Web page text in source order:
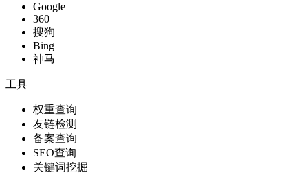
Google
360
搜狗
Bing
神马
工具
权重查询
友链检测
备案查询
SEO查询
关键词挖掘